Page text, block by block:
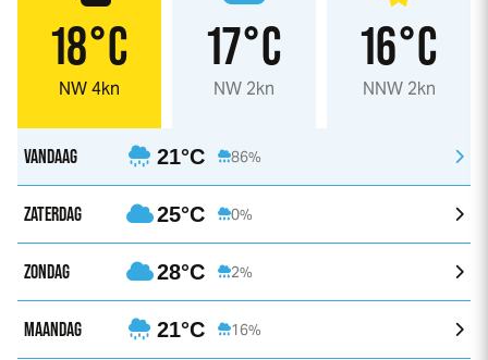
18°C
NW 4kn
17°C
NW 2kn
16°C
NNW 2kn
VANDAAG 21°C 86%
ZATERDAG 25°C 0%
ZONDAG 28°C 2%
MAANDAG 21°C 16%